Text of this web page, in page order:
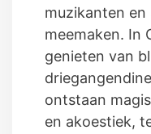
muzikanten
meemaken. In
genieten van
ontstaan
en akoestiek,